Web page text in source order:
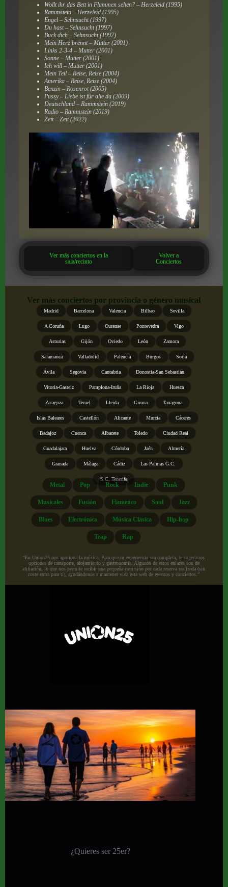
Wollt ihr das Bett in Flammen sehen? – Herzeleid (1995)
Rammstein – Herzeleid (1995)
Engel – Sehnsucht (1997)
Du hast – Sehnsucht (1997)
Buck dich – Sehnsucht (1997)
Mein Herz brennt – Mutter (2001)
Links 2-3-4 – Mutter (2001)
Sonne – Mutter (2001)
Ich will – Mutter (2001)
Mein Teil – Reise, Reise (2004)
Amerika – Reise, Reise (2004)
Benzin – Rosenrot (2005)
Pussy – Liebe ist für alle da (2009)
Deutschland – Rammstein (2019)
Radio – Rammstein (2019)
Zeit – Zeit (2022)
Ver más conciertos en la
sala/recinto
Volver a
Conciertos
Ver más conciertos por provincia o género musical
Madrid Barcelona Valencia Bilbao Sevilla
A Coruña Lugo Ourense Pontevedra Vigo
Asturias Gijón Oviedo León Zamora
Salamanca Valladolid Palencia Burgos Soria
Ávila Segovia Cantabria Donostia-San Sebastián
Vitoria-Gasteiz Pamplona-Iruña La Rioja Huesca
Zaragoza Teruel Lleida Girona Tarragona
Islas Baleares Castellón Alicante Murcia Cáceres
Badajoz Cuenca Albacete Toledo Ciudad Real
Guadalajara Huelva Córdoba Jaén Almería
Granada Málaga Cádiz Las Palmas G.C.
S.C. Tenerife
Metal Pop Rock Indie Punk
Musicales Fusión Flamenco Soul Jazz
Blues Electrónica Música Clásica Hip-hop
Trap Rap
“En Union25 nos apasiona la música. Para que tu experiencia sea completa, te sugerimos
opciones de transporte, alojamiento y gastronomía. Algunos de estos enlaces son de
afiliación, lo que nos permite recibir una pequeña comisión por cada reserva realizada (sin
coste extra para ti), ayudándonos a mantener viva esta web de eventos y conciertos.”
¿Quieres ser 25er?